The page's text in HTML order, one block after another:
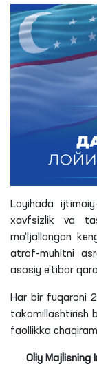
Loyihada
xavfsizlik va
mo‘ljallangan
atrof-muhitni
asosiy e’tibor
Har bir fuqaroni
takomillashtirish
faollikka
Oliy Majlisning